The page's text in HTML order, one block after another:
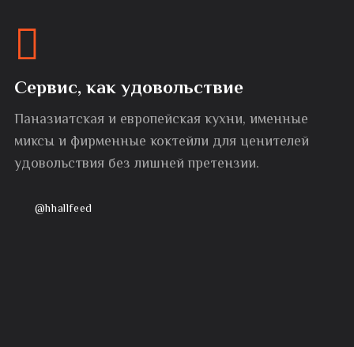
Сервис, как удовольствие
Паназиатская и европейская кухни, именные
миксы и фирменные коктейли для ценителей
удовольствия без лишней претензии.
@hhallfeed